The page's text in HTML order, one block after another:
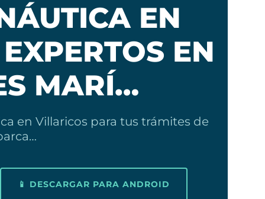
EN
EN
MARÍ…
en Villaricos para tus trámites de
📱 DESCARGAR PARA ANDROID